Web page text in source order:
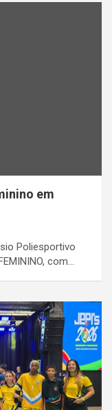
em
Poliesportivo
com…